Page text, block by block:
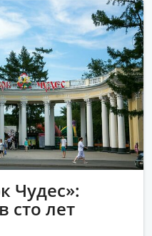
Чудес»:
сто лет